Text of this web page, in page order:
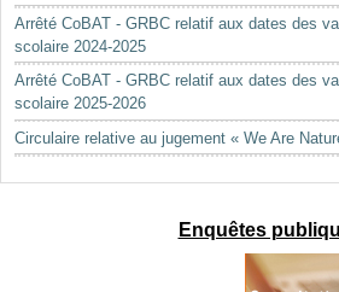
Arrêté CoBAT - GRBC relatif aux dates des
scolaire 2024-2025
Arrêté CoBAT - GRBC relatif aux dates des
scolaire 2025-2026
Circulaire relative au jugement « We Are
Enquêtes